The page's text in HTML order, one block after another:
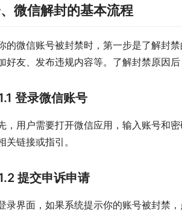
微信解封的基本流程
的微信账号被封禁时，第一步是了解封
好友、发布违规内容等。了解封禁原因
登录微信账号
，用户需要打开微信应用，输入账号和
关链接或指引。
提交申诉申请
录界面，如果系统提示你的账号被封禁